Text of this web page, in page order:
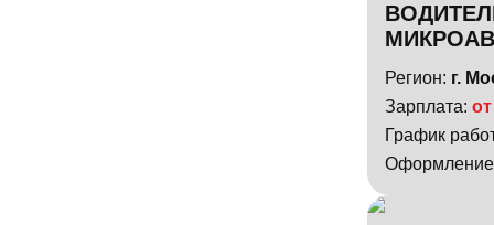
Регион: г.
Зарплата:
График